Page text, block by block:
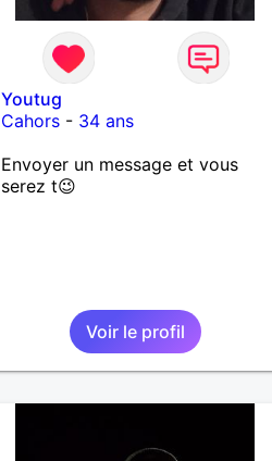
Youtug
Cahors- 34 ans
Envoyer un message et vous
serez t😉
Voir le profil